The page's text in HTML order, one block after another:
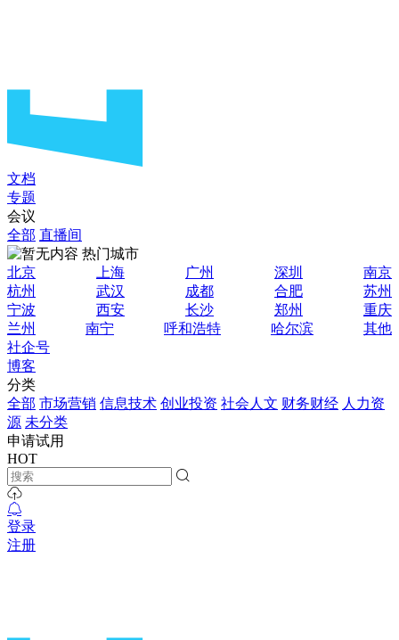
文档
专题
会议
全部 直播间
热门城市
北京
上海 广州 深圳
南京
杭州
武汉 成都 合肥
苏州
宁波
西安 长沙 郑州
重庆
兰州
南宁 呼和浩特 哈尔滨
其他
社企号
博客
分类
全部 市场营销 信息技术 创业投资 社会人文 财务财经 人力资
源 未分类
申请试用
HOT
登录
注册